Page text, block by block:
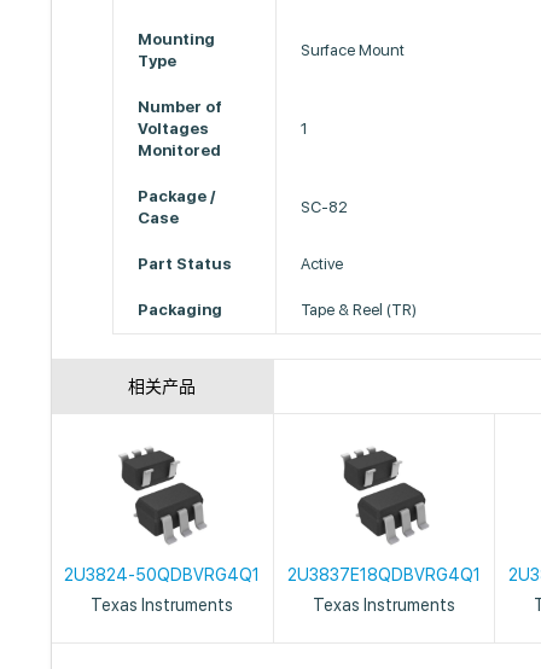
Mounting
Type
Surface Mount
Number of
Voltages
Monitored
1
Package /
Case
SC-82
Part Status Active
Packaging Tape & Reel (TR)
相关产品
2U3824-50QDBVRG4Q1
Texas Instruments
2U3837E18QDBVRG4Q1
Texas Instruments